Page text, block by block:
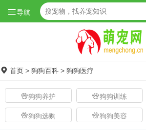
导航
首页 > 狗狗百科 > 狗狗医疗
狗狗养护 狗狗训练
狗狗选购 狗狗美容